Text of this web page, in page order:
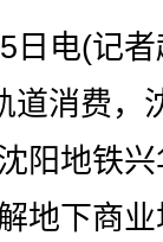
电(记者
道消费，
阳地铁
地下商